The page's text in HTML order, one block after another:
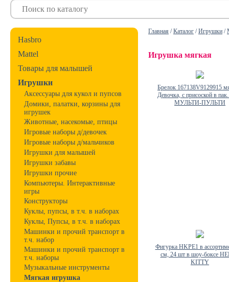
Hasbro
Mattel
Товары для малышей
Игрушки
Аксессуары для кукол и пупсов
Домики, палатки, корзины для
игрушек
Животные, насекомые, птицы
Игровые наборы д/девочек
Игровые наборы д/мальчиков
Игрушки для малышей
Игрушки забавы
Игрушки прочие
Компьютеры. Интерактивные
игры
Конструкторы
Куклы, пупсы, в т.ч. в наборах
Куклы, Пупсы, в т.ч. в наборах
Машинки и прочий транспорт в
т.ч. набор
Машинки и прочий транспорт в
т.ч. наборы
Музыкальные инструменты
Мягкая игрушка
Главная /Каталог /Игрушки /
Игрушка мягкая
Брелок 167138V9129915
Девочка, с присоской в
МУЛЬТИ-ПУЛЬТИ
Фигурка HKPE1 в
см, 24 шт в шоу-боксе
KITTY